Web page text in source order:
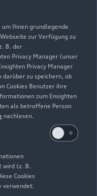
Ihnen grundlegende
zur Verfügung zu
B. der
Privacy Manager (unser
Privacy Manager
zu speichern, ob
Cookies Benutzer ihre
zum Ensighten
als betroffene Person
nachlesen.
wird (z. B.
Cookies
verwendet.
Zurück nach oben